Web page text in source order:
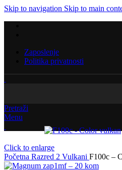
Skip to navigation Skip to main
Zaposlenje
Politika privatnosti
Pretraži
Menu
Click to enlarge
Početna Razred 2 Vulkani F100c –